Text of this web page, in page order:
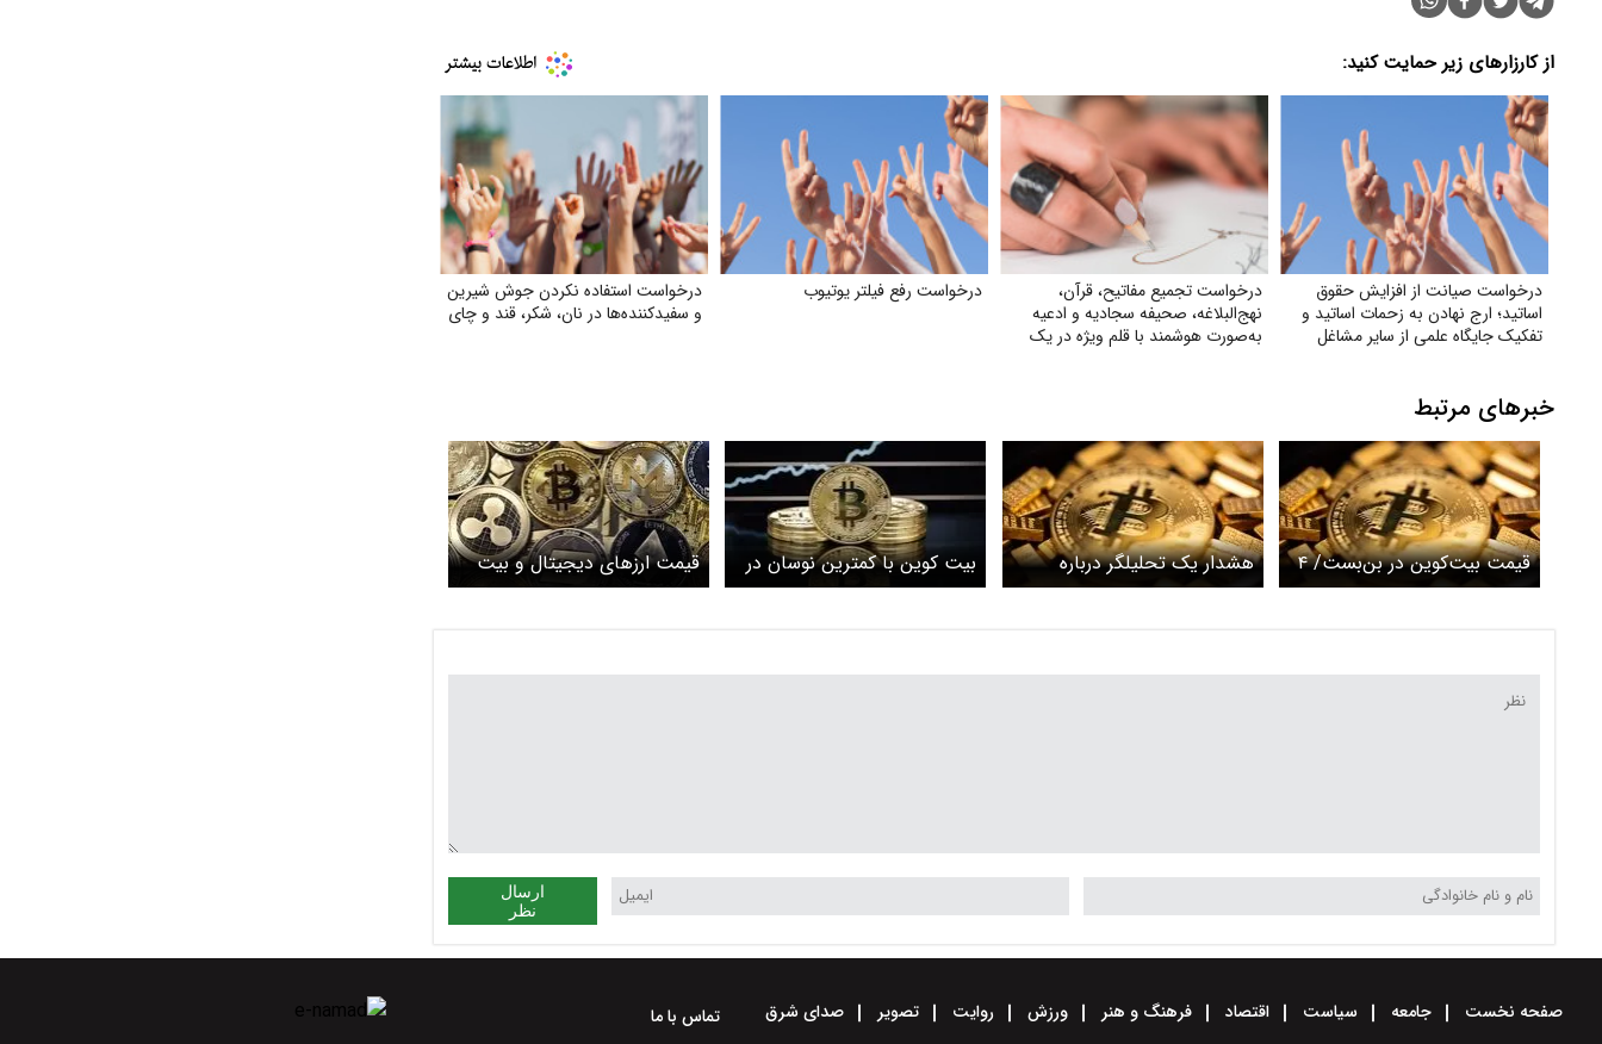
از کارزارهای زیر حمایت کنید:
درخواست صیانت از افزایش حقوق
اساتید؛ ارج نهادن به زحمات اساتید و
تفکیک جایگاه علمی از سایر مشاغل
درخواست تجمیع مفاتیح، قرآن،
نهج‌البلاغه، صحیفه سجادیه و ادعیه
به‌صورت هوشمند با قلم ویژه در یک
درخواست رفع فیلتر یوتیوب
درخواست استفاده نکردن جوش شیرین
و سفیدکننده‌ها در نان، شکر، قند و چای
خبرهای مرتبط
قیمت بیت‌کوین در بن‌بست/ ۴
محرک کلان وارد می‌شوند
هشدار یک تحلیلگر درباره
قیمت بیت کوین
بیت کوین با کمترین نوسان در
فاز تثبیت قرار گرفت
قیمت ارز‌های دیجیتال و بیت
کوین امروز جمعه ۲۲ خرداد
ارسال
نظر
صفحه نخست جامعه سیاست اقتصاد فرهنگ و هنر ورزش روایت تصویر صدای شرق
تماس با ما